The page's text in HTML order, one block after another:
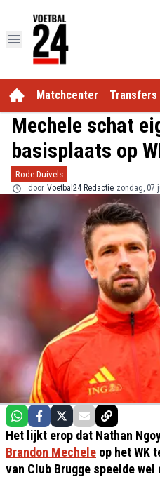
Matchcenter Transfers
Mechele schat
basisplaats op
Rode Duivels
door Voetbal24 Redactie zondag, 07
Het lijkt erop dat Nathan
Brandon Mechele op het WK
van Club Brugge speelde